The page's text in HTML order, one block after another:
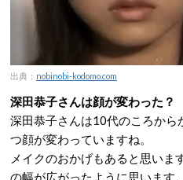
出典： nobinobi-kodomo.com
深田恭子さんは顔が変わった？
深田恭子さんは10代のころから
つ顔が変わっていますね。
メイクのおかげもあると思い
の幅が広がったように思います。